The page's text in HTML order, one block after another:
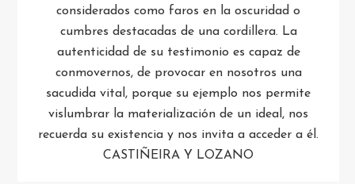
considerados como faros en la oscuridad o
cumbres destacadas de una cordillera. La
autenticidad de su testimonio es capaz de
conmovernos, de provocar en nosotros una
sacudida vital, porque su ejemplo nos permite
vislumbrar la materialización de un ideal, nos
recuerda su existencia y nos invita a acceder a él.
CASTIÑEIRA Y LOZANO